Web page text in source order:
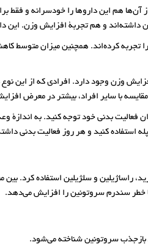
هم این داروها را خودسرانه و فقط
و هم تجربۀ افزایش وزن. این
تجربه کرده‌اند. همچنین میزان متوسط
و افزایش وزن وجود دارد. افرادی که از
با سایر افراد، بیشتر در معرض
بدنی خود توجه کنید. به اندازۀ
استفاده کنید و هر روز فعالیت بدنی
راساژیلین و سلژیلین استفاده
خطر سندرم سروتونین را افزایش می‌دهد.
بازجذب سروتونین شناخته می‌شود.